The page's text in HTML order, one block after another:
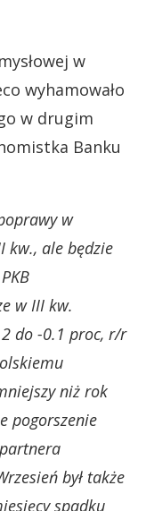
w
wyhamowało
w drugim
Banku
w
kw., ale będzie
w III kw.
do -0.1 proc, r/r
niż rok
pogorszenie
był także
spadku